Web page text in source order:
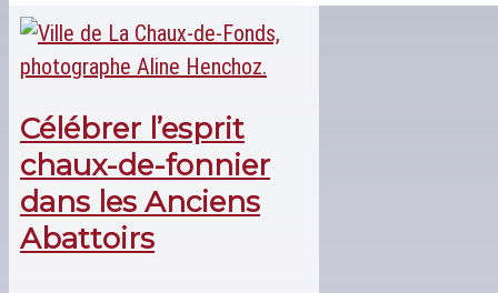
Célébrer l’esprit
chaux-de-fonnier
dans les Anciens
Abattoirs